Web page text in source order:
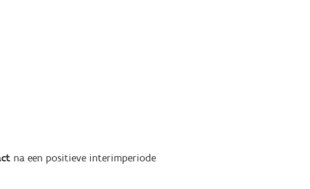
na een positieve interimperiode